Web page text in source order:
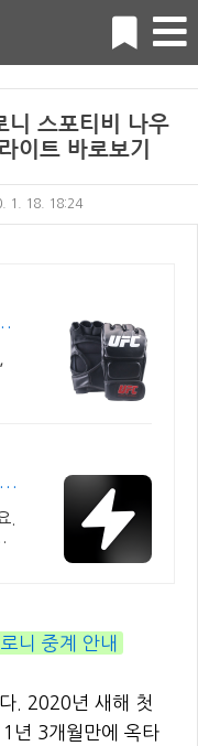
니 스포티비 나우
이트 바로보기
1. 18. 18:24
.
니 중계 안내
. 2020년 새해 첫
년 3개월만에 옥타